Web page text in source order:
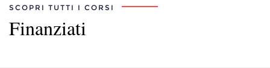
SCOPRI TUTTI I CORSI
Finanziati